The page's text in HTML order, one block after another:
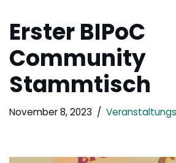
Erster BIPoC
Community
Stammtisch
November 8, 2023